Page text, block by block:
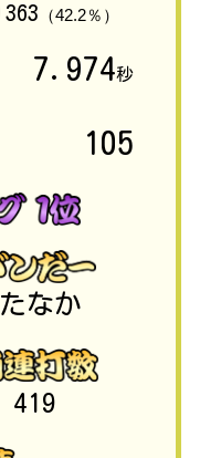
363 （42.2％）
7.974秒
105
たなか
419